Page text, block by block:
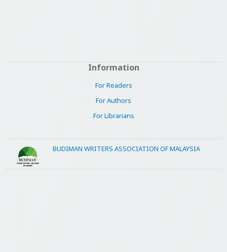
Information
For Readers
For Authors
For Librarians
BUDIMAN WRITERS ASSOCIATION OF MALAYSIA